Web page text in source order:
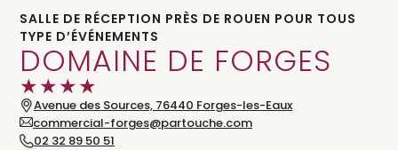
CHERCHER
SALLE DE RÉCEPTION PRÈS DE ROUEN POUR TOUS
TYPE D’ÉVÉNEMENTS
DOMAINE DE FORGES
★★★★
Avenue des Sources, 76440 Forges-les-Eaux
commercial-forges@partouche.com
02 32 89 50 51